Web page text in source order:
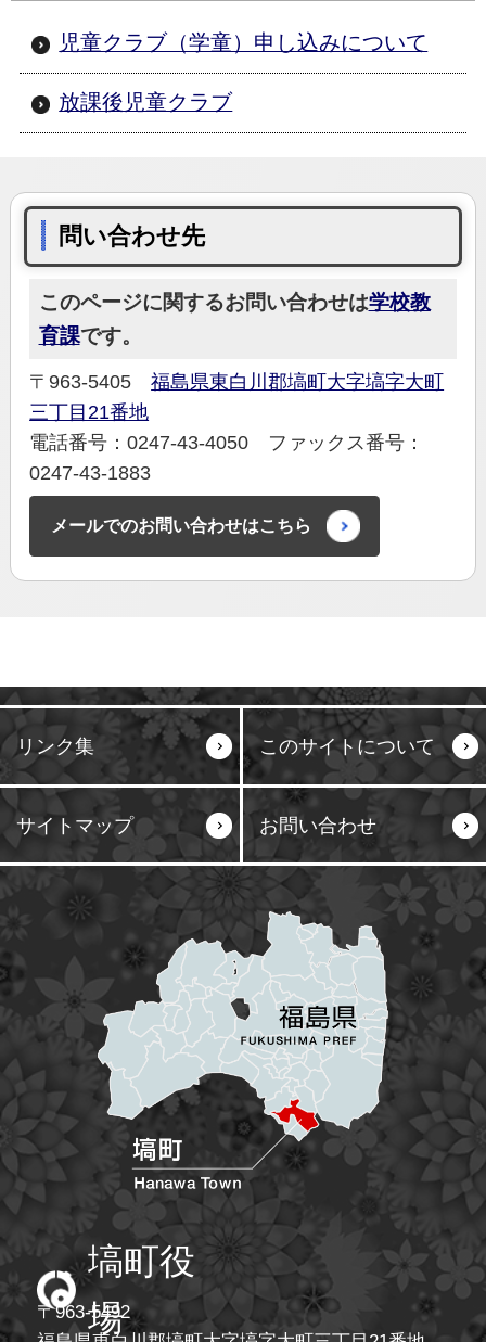
児童クラブ（学童）申し込みについて
放課後児童クラブ
問い合わせ先
このページに関するお問い合わせは学校教
育課です。
〒963-5405福島県東白川郡塙町大字塙字大町
三丁目21番地
電話番号：0247-43-4050 ファックス番号：
0247-43-1883
メールでのお問い合わせはこちら
リンク集 このサイトについて
サイトマップ お問い合わせ
塙町
塙町役
場
〒963-5492